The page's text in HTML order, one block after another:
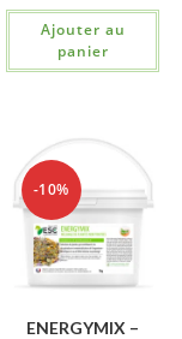
Ajouter au
panier
-10%
ENERGYMIX –